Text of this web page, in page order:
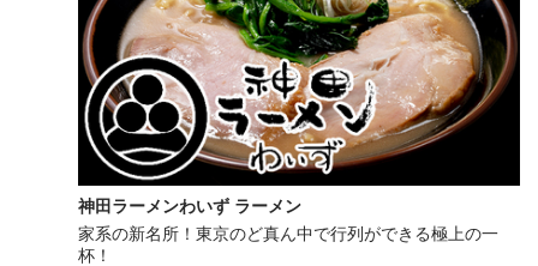
神田ラーメンわいず ラーメン
家系の新名所！東京のど真ん中で行列ができる極上の一
杯！